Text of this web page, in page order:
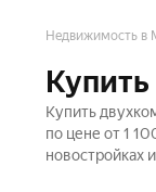
Недвижимость в
Купить
по цене от 1
новостройках